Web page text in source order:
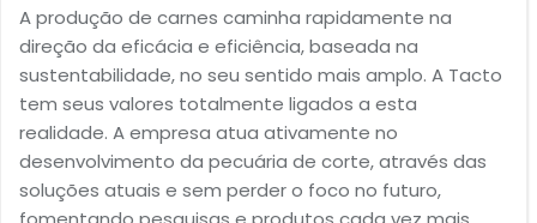
A produção de carnes caminha rapidamente na
direção da eficácia e eficiência, baseada na
sustentabilidade, no seu sentido mais amplo. A Tacto
tem seus valores totalmente ligados a esta
realidade. A empresa atua ativamente no
desenvolvimento da pecuária de corte, através das
soluções atuais e sem perder o foco no futuro,